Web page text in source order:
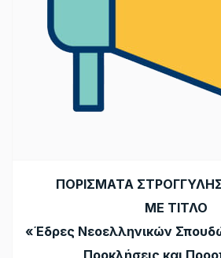
ΠΟΡΙΣΜΑΤΑ
ΜΕ ΤΙΤΛΟ
«Έδρες Νεοελληνικών
Προκλήσεις και